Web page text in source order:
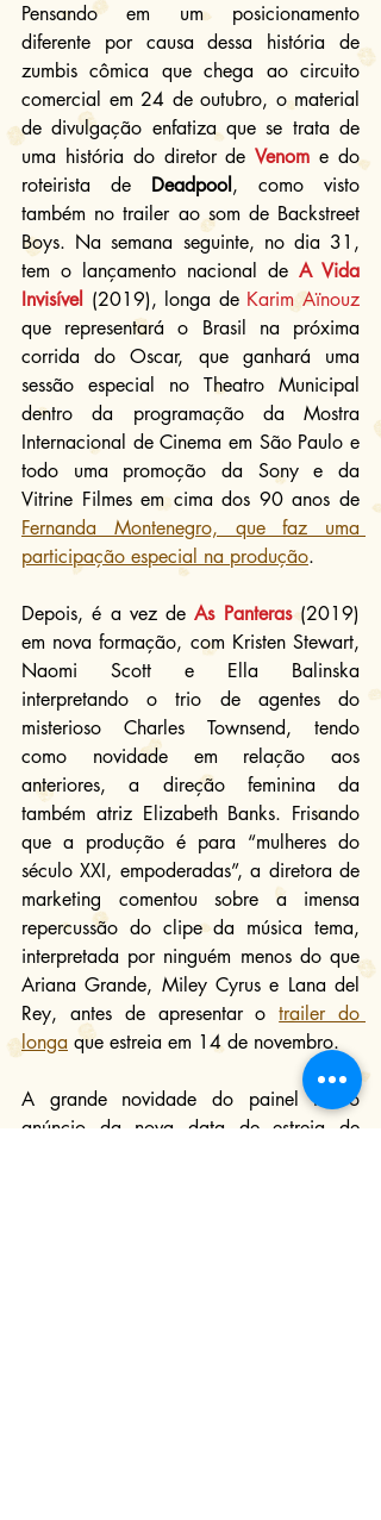
Pensando em um posicionamento
diferente por causa dessa história de
zumbis cômica que chega ao circuito
comercial em 24 de outubro, o material
de divulgação enfatiza que se trata de
uma história do diretor de Venom e do
roteirista de Deadpool , como visto
também no trailer ao som de Backstreet
Boys. Na semana seguinte, no dia 31,
tem o lançamento nacional de A Vida
Invisível (2019), longa de Karim Aïnouz
que representará o Brasil na próxima
corrida do Oscar, que ganhará uma
sessão especial no Theatro Municipal
dentro da programação da Mostra
Internacional de Cinema em São Paulo e
todo uma promoção da Sony e da
Fernanda Montenegro, que faz uma
participação especial na produção.
Depois, é a vez de As Panteras (2019)
em nova formação, com Kristen Stewart,
Naomi Scott e Ella Balinska
interpretando o trio de agentes do
misterioso Charles Townsend, tendo
como novidade em relação aos
anteriores, a direção feminina da
também atriz Elizabeth Banks. Frisando
que a produção é para “mulheres do
século XXI, empoderadas”, a diretora de
marketing comentou sobre a imensa
repercussão do clipe da música tema,
interpretada por ninguém menos do que
Ariana Grande, Miley Cyrus e Lana del
Rey, antes de apresentar o trailer do
longa que estreia em 14 de novembro.
A grande novidade do painel foi o